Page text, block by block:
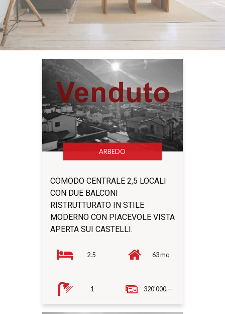
ARBEDO
COMODO CENTRALE 2,5 LOCALI
CON DUE BALCONI
RISTRUTTURATO IN STILE
MODERNO CON PIACEVOLE VISTA
APERTA SUI CASTELLI.
320'000.--
2.5 63 mq
1